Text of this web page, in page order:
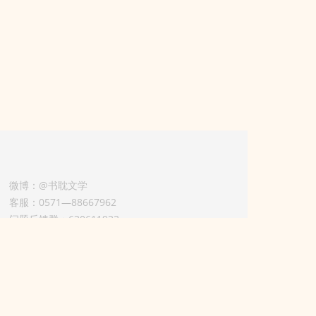
微博：@书耽文学
客服：0571—88667962
问题反馈群：630611933